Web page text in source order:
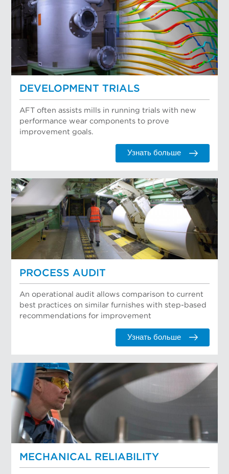
DEVELOPMENT TRIALS
AFT often assists mills in running trials with new
performance wear components to prove
improvement goals.
Узнать больше
PROCESS AUDIT
An operational audit allows comparison to current
best practices on similar furnishes with step-based
recommendations for improvement
Узнать больше
MECHANICAL RELIABILITY